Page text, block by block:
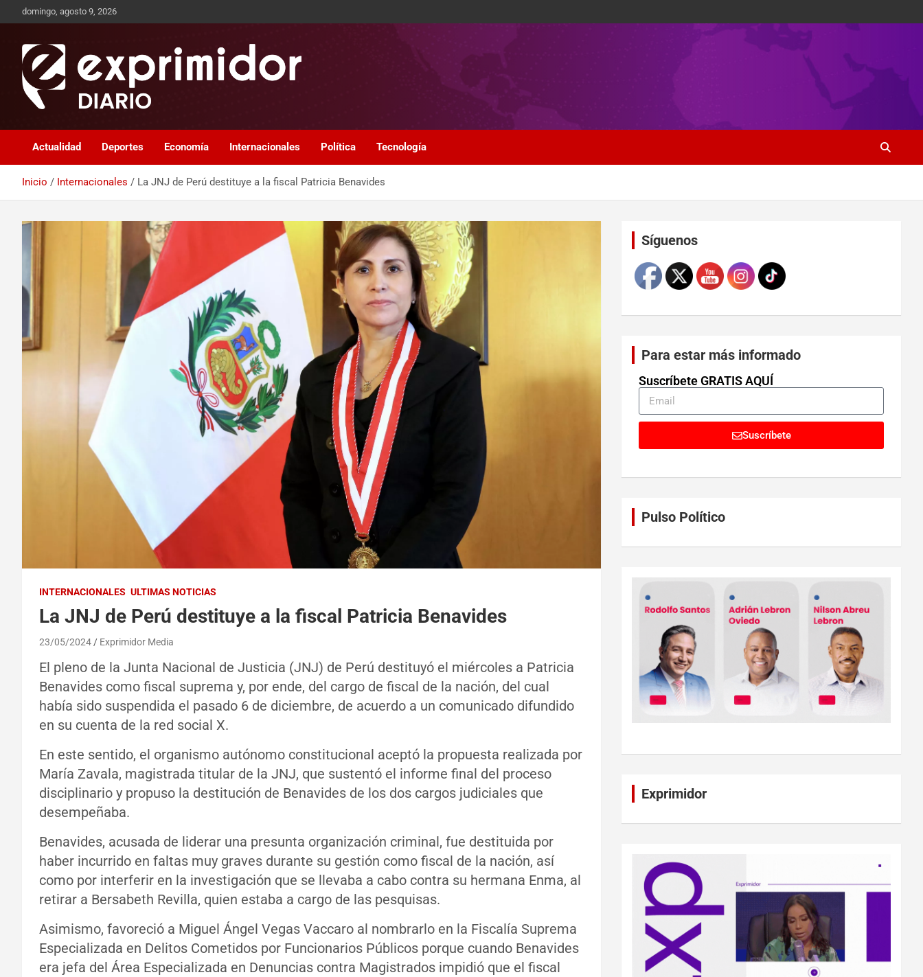
domingo, agosto 9, 2026
Exprimidor media
Actualidad Deportes Economía Internacionales Política Tecnología
Inicio Internacionales La JNJ de Perú destituye a la fiscal Patricia Benavides
INTERNACIONALES ULTIMAS NOTICIAS
La JNJ de Perú destituye a la fiscal Patricia Benavides
23/05/2024 Exprimidor Media
El pleno de la Junta Nacional de Justicia (JNJ) de Perú destituyó el miércoles a Patricia
Benavides como fiscal suprema y, por ende, del cargo de fiscal de la nación, del cual
había sido suspendida el pasado 6 de diciembre, de acuerdo a un comunicado difundido
en su cuenta de la red social X.
En este sentido, el organismo autónomo constitucional aceptó la propuesta realizada por
María Zavala, magistrada titular de la JNJ, que sustentó el informe final del proceso
disciplinario y propuso la destitución de Benavides de los dos cargos judiciales que
desempeñaba.
Benavides, acusada de liderar una presunta organización criminal, fue destituida por
haber incurrido en faltas muy graves durante su gestión como fiscal de la nación, así
como por interferir en la investigación que se llevaba a cabo contra su hermana Enma, al
retirar a Bersabeth Revilla, quien estaba a cargo de las pesquisas.
Asimismo, favoreció a Miguel Ángel Vegas Vaccaro al nombrarlo en la Fiscalía Suprema
Especializada en Delitos Cometidos por Funcionarios Públicos porque cuando Benavides
era jefa del Área Especializada en Denuncias contra Magistrados impidió que el fiscal
SíguenosSet Youtube Channel ID
Para estar más informado
Suscríbete GRATIS AQUÍ
Suscríbete
Pulso Político
Exprimidor